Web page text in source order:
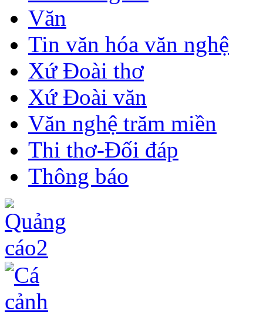
Văn
Tin văn hóa văn nghệ
Xứ Đoài thơ
Xứ Đoài văn
Văn nghệ trăm miền
Thi thơ-Đối đáp
Thông báo